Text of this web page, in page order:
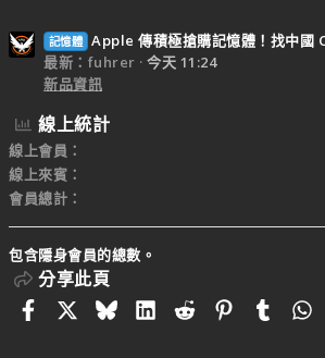
記憶體 Apple 傳積極搶購記憶體！找中國
最新：fuhrer
今天 11:24
新品資訊
線上統計
線上會員
線上來賓
會員總計
包含隱身會員的總數。
分享此頁
FacebookBlueskyLinkedIn
RedditPinterest